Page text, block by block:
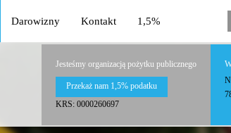
Darowizny Kontakt 1,5%
Jesteśmy organizacją pożytku publicznego
Przekaż nam 1,5% podatku
KRS: 0000260697